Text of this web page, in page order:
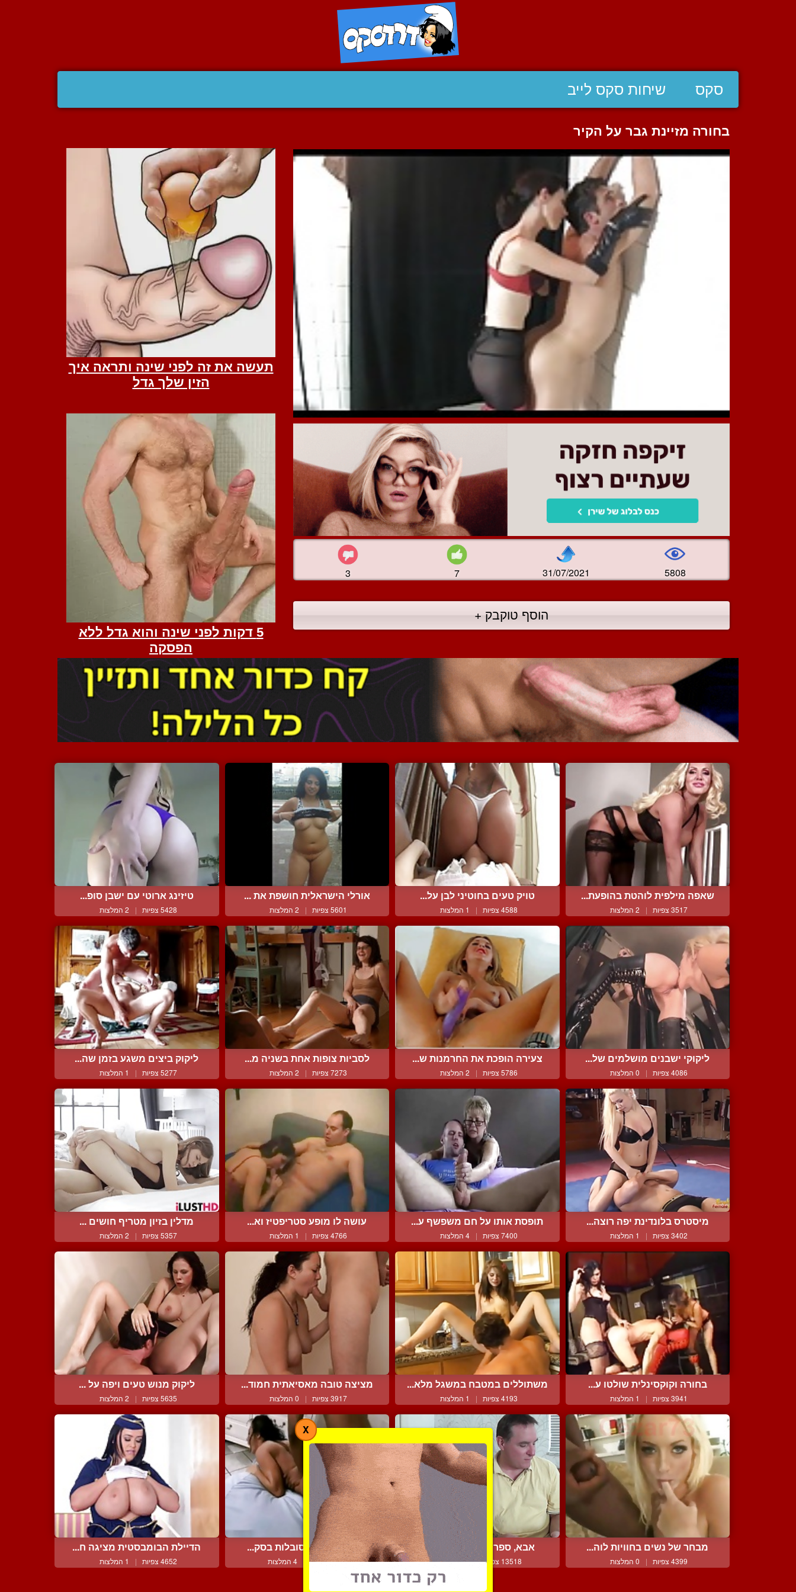
סקס שיחות סקס לייב
בחורה מזיינת גבר על הקיר
3 7 31/07/2021 5808
הוסף טוקבק +
שאפה מילפית לוהטת בהופעת...
3517 צפיות | 2 המלצות
טויק טעים בחוטיני לבן על...
4588 צפיות | 1 המלצות
אורלי הישראלית חושפת את ...
5601 צפיות | 2 המלצות
טיזינג ארוטי עם ישבן סופ...
5428 צפיות | 2 המלצות
ליקוקי ישבנים מושלמים של...
4086 צפיות | 0 המלצות
צעירה הופכת את החרמנות ש...
5786 צפיות | 2 המלצות
לסביות צופות אחת בשניה מ...
7273 צפיות | 2 המלצות
ליקוק ביצים משגע בזמן שה...
5277 צפיות | 1 המלצות
מיסטרס בלונדינת יפה רוצה...
3402 צפיות | 1 המלצות
תופסת אותו על חם משפשף ע...
7400 צפיות | 4 המלצות
עושה לו מופע סטריפטיז וא...
4766 צפיות | 1 המלצות
מדלין בזיון מטריף חושים ...
5357 צפיות | 2 המלצות
בחורה וקוקסינלית שולטו ע...
3941 צפיות | 1 המלצות
משתוללים במטבח במשגל מלא...
4193 צפיות | 1 המלצות
מציצה טובה מאסיאתית חמוד...
3917 צפיות | 0 המלצות
ליקוק מנוש טעים ויפה על ...
5635 צפיות | 2 המלצות
מבחר של נשים בחוויות לוה...
4399 צפיות | 0 המלצות
אבא, ספר לי סיפור לפני ה...
13518 צפיות | 12 המלצות
בחורות בוכות וסובלות בסק...
13546 צפיות 4 המלצות
הדיילת הבומבסטית מציגה ח...
4652 צפיות | 1 המלצות
צור קשר
X